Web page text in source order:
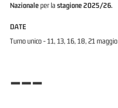
Nazionale per la stagione 2025/26.
DATE
Turno unico - 11, 13, 16, 18, 21 maggio
---